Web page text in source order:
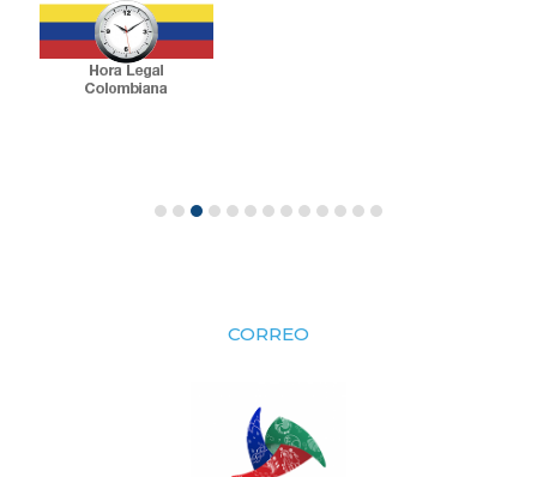
CORREO